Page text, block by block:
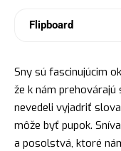
Flipboard
Sny sú fascinujúcim
že k nám
nevedeli vyjadriť
môže byť pupok.
a posolstvá, ktoré